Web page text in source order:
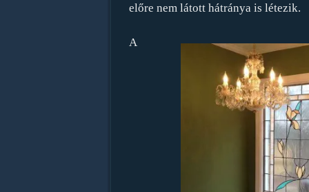
előre nem látott hátránya is létezik.
A